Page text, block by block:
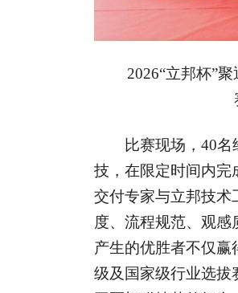
2026“立邦杯”聚
比赛现场，40名
技，在限定时间内完
交付专家与立邦技术
度、流程规范、观
产生的优胜者不仅
级及国家级行业选拔